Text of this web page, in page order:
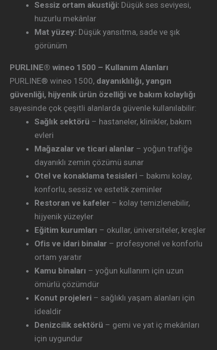
Sessiz ortam akustiği: Düşük ses seviyesi,
huzurlu mekânlar
Mat yüzey: Düşük yansıtma, sade ve şık
görünüm
PURLINE® wineo 1500 – Kullanım Alanları
PURLINE® wineo 1500, dayanıklılığı, yangın
güvenliği, hijyenik ürün özelliği ve bakım kolaylığı
sayesinde çok çeşitli alanlarda güvenle kullanılabilir:
Sağlık sektörü – hastaneler, klinikler, bakım
evleri
Mağazalar ve ticari alanlar – yoğun trafiğe
dayanıklı zemin çözümü sunar
Otel ve konaklama tesisleri – bakımı kolay,
konforlu, sessiz ve estetik zeminler
Restoran ve kafeler – kolay temizlenebilir,
hijyenik yüzeyler
Eğitim kurumları – okullar, üniversiteler, kreşler
Ofis ve idari binalar – profesyonel ve konforlu
ortam yaratır
Kamu binaları – yoğun kullanım için uzun
ömürlü çözümdür
Konut projeleri – sağlıklı yaşam alanları için
idealdir
Denizcilik sektörü – gemi ve yat iç mekânları
için uygundur